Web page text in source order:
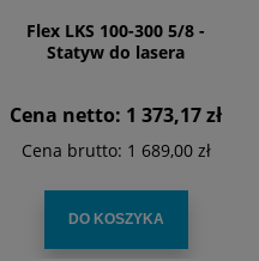
Flex LKS 100-300 5/8 -
Statyw do lasera
Cena netto: 1 373,17 zł
Cena brutto: 1 689,00 zł
DO KOSZYKA